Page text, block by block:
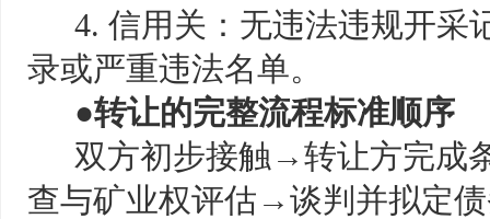
4. 信用关：无违法违规开采
录或严重违法名单。
●转让的完整流程标准顺序
双方初步接触 →转让方完成
查与矿业权评估→谈判并拟定